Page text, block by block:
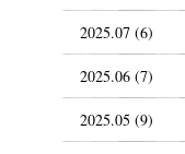
2025.07 (6)
2025.06 (7)
2025.05 (9)